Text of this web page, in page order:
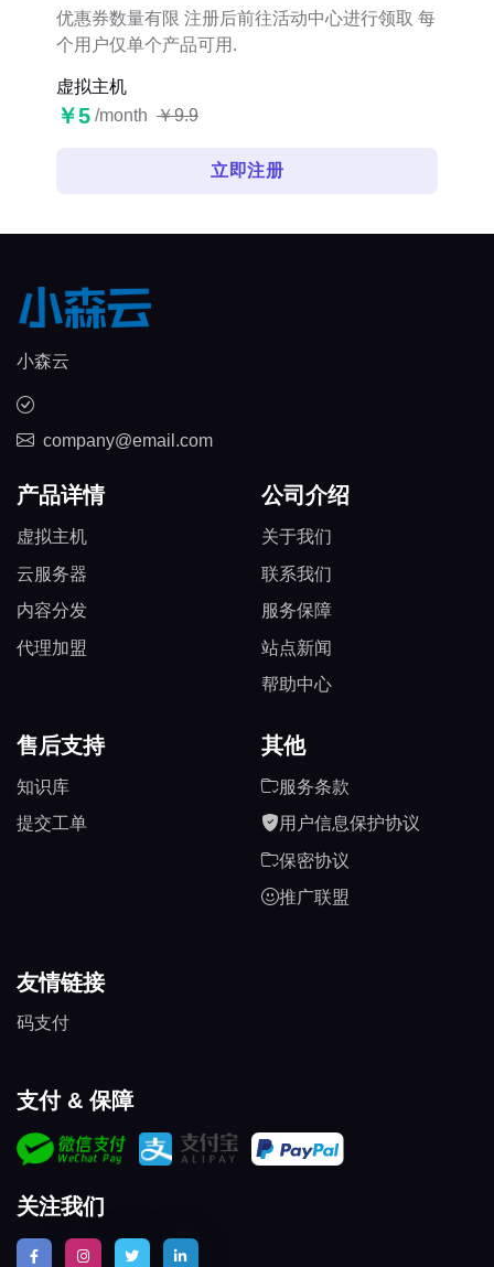
优惠券数量有限 注册后前往活动中心进行领取 每
个用户仅单个产品可用.
虚拟主机
￥5 /month ￥9.9
立即注册
小森云
company@email.com
产品详情
虚拟主机
云服务器
内容分发
代理加盟
公司介绍
关于我们
联系我们
服务保障
站点新闻
帮助中心
售后支持
知识库
提交工单
其他
服务条款
用户信息保护协议
保密协议
推广联盟
友情链接
码支付
支付 & 保障
关注我们